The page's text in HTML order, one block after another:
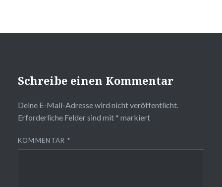
Schreibe einen Kommentar
Deine E-Mail-Adresse wird nicht veröffentlicht.
Erforderliche Felder sind mit * markiert
KOMMENTAR *